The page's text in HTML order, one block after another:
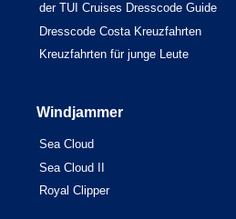
der TUI Cruises Dresscode Guide
Dresscode Costa Kreuzfahrten
Kreuzfahrten für junge Leute
Windjammer
Sea Cloud
Sea Cloud II
Royal Clipper